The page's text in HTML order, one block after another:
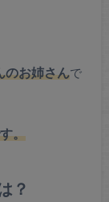
のお姉さんで
。
？